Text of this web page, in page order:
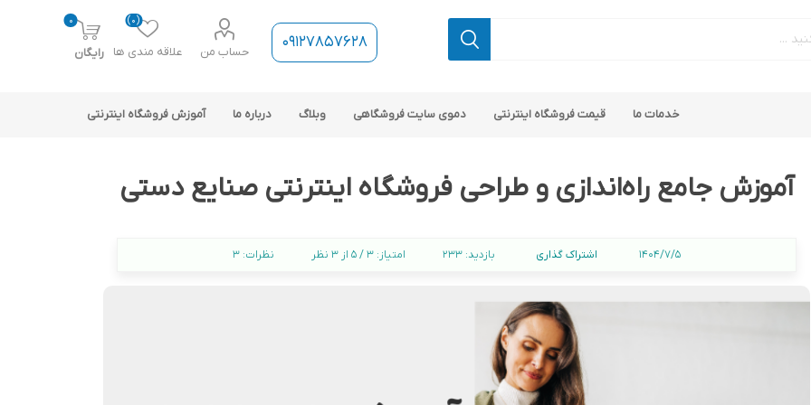
09127857628 حساب من علاقه مندی ها
(0)
0
رایگان
خدمات ما قیمت فروشگاه اینترنتی دموی سایت فروشگاهی وبلاگ درباره ما آموزش فروشگاه اینترنتی
آموزش جامع راه‌اندازی و طراحی فروشگاه اینترنتی صنایع دستی
1404/7/5 اشتراک گذاری بازدید:233 امتیاز:3 / 5 از 3 نظر نظرات: 3